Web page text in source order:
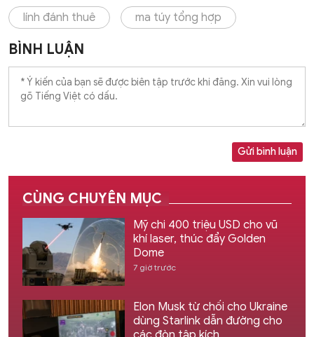
lính đánh thuê ma túy tổng hợp
BÌNH LUẬN
Gửi bình luận
CÙNG CHUYÊN MỤC
Mỹ chi 400 triệu USD cho vũ
khí laser, thúc đẩy Golden
Dome
7 giờ trước
Elon Musk từ chối cho Ukraine
dùng Starlink dẫn đường cho